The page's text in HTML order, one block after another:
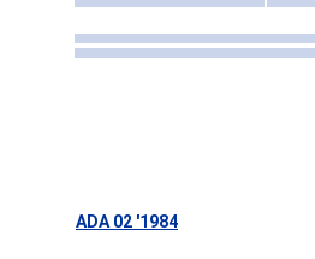
ADA 02 '1984